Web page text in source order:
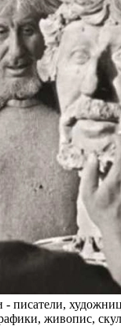
- писатели,
живопис,